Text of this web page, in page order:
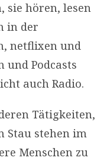
sie hören, lesen
in der
netflixen und
und Podcasts
auch Radio.
Tätigkeiten,
Stau stehen im
Menschen zu